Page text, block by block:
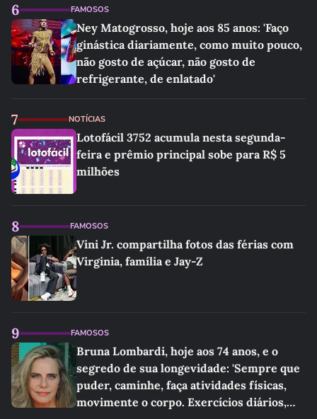
6 FAMOSOS
Ney Matogrosso, hoje aos 85 anos: 'Faço
ginástica diariamente, como muito pouco,
não gosto de açúcar, não gosto de
refrigerante, de enlatado'
7 NOTÍCIAS
Lotofácil 3752 acumula nesta segunda-
feira e prêmio principal sobe para R$ 5
milhões
8 FAMOSOS
Vini Jr. compartilha fotos das férias com
Virginia, família e Jay-Z
9 FAMOSOS
Bruna Lombardi, hoje aos 74 anos, e o
segredo de sua longevidade: 'Sempre que
puder, caminhe, faça atividades físicas,
movimente o corpo. Exercícios diários,